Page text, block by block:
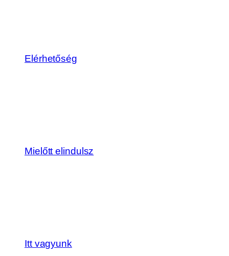
Elérhetőség
Mielőtt elindulsz
Itt vagyunk